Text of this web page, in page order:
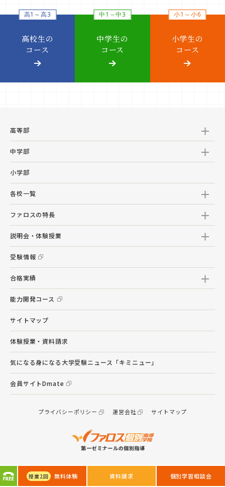
高1～高3
高校生の
コース
中1～中3
中学生の
コース
小1～小6
小学生の
コース
高等部
中学部
小学部
各校一覧
ファロスの特長
説明会・体験授業
受験情報
合格実績
能力開発コース
サイトマップ
体験授業・資料請求
気になる身になる大学受験ニュース「キミニュー」
会員サイトDmate
プライバシーポリシー 運営会社 サイトマップ
© 第一ゼミナール. All Rights Reserved.
授業2回 無料体験 資料請求 個別学習相談会